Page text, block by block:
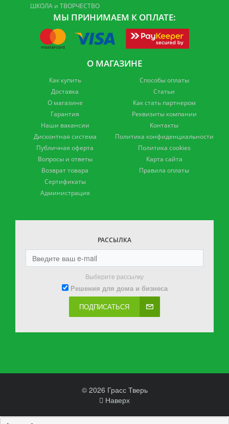
ШКОЛА и ТВОРЧЕСТВО
МЫ ПРИНИМАЕМ К ОПЛАТЕ:
О МАГАЗИНЕ
Как купить
Доставка
О магазине
Гарантия
Наши вакансии
Дисконтная система
Публичная оферта
Вопросы и ответы
Возврат товара
Сертификаты
Администрация
Способы оплаты
Статьи
Как стать партнером
Реквизиты компании
Контакты
Политика конфиденциальности
Политика cookies
Карта сайта
Правила оплаты
РАССЫЛКА
Выберите рассылку
Решения для дома и бизнеса
ПОДПИСАТЬСЯ
© 2026 Грасс Тверь
Наверх